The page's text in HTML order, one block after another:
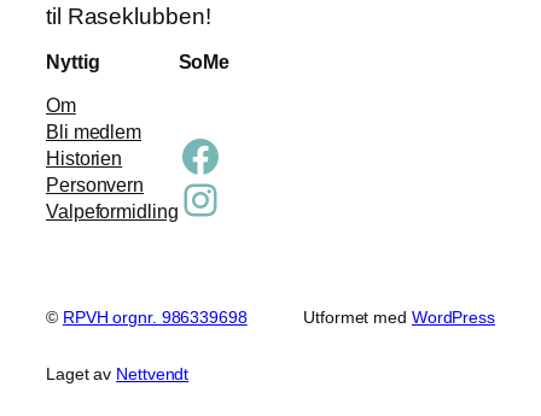
til Raseklubben!
Nyttig
Om
Bli medlem
Historien
Personvern
Valpeformidling
SoMe
Facebook
Instagram
© RPVH orgnr. 986339698 Utformet med WordPress
Laget av Nettvendt